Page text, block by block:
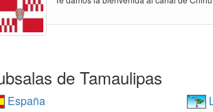
de Tamaulipas
España